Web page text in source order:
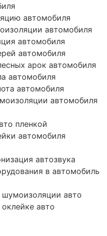
автомобиля
автомобиля
автомобиля
автомобиля
арок автомобиля
автомобиля
автомобиля
автомобиля
пленкой
автомобиля
автозвука
в автомобиль
авто
авто